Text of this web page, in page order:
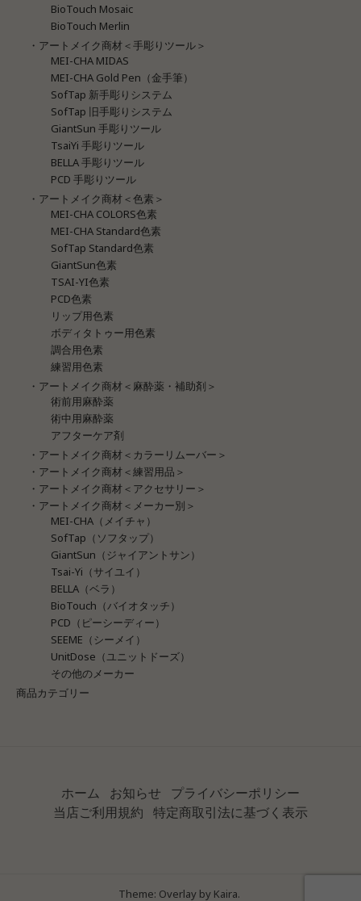
BioTouch Mosaic
BioTouch Merlin
・アートメイク商材＜手彫りツール＞
MEI-CHA MIDAS
MEI-CHA Gold Pen（金手筆）
SofTap 新手彫りシステム
SofTap 旧手彫りシステム
GiantSun 手彫りツール
TsaiYi 手彫りツール
BELLA 手彫りツール
PCD 手彫りツール
・アートメイク商材＜色素＞
MEI-CHA COLORS色素
MEI-CHA Standard色素
SofTap Standard色素
GiantSun色素
TSAI-YI色素
PCD色素
リップ用色素
ボディタトゥー用色素
調合用色素
練習用色素
・アートメイク商材＜麻酔薬・補助剤＞
術前用麻酔薬
術中用麻酔薬
アフターケア剤
・アートメイク商材＜カラーリムーバー＞
・アートメイク商材＜練習用品＞
・アートメイク商材＜アクセサリー＞
・アートメイク商材＜メーカー別＞
MEI-CHA（メイチャ）
SofTap（ソフタップ）
GiantSun（ジャイアントサン）
Tsai-Yi（サイユイ）
BELLA（ベラ）
BioTouch（バイオタッチ）
PCD（ピーシーディー）
SEEME（シーメイ）
UnitDose（ユニットドーズ）
その他のメーカー
商品カテゴリー
ホーム お知らせ
プライバシーポリシー
当店ご利用規約 特定商取引法に基づく表示
Theme: Overlay by Kaira.